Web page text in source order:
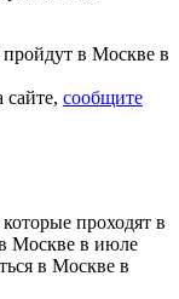
пройдут в Москве в
сайте, сообщите
проходят в
Москве в июле
в Москве в